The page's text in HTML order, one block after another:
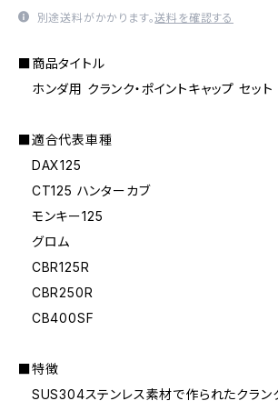
別途送料がかかります。送料を確認する
■商品タイトル
ホンダ用 クランク・ポイントキャップ セット
■適合代表車種
DAX125
CT125 ハンターカブ
モンキー125
グロム
CBR125R
CBR250R
CB400SF
■特徴
SUS304ステンレス素材で作られたクランク